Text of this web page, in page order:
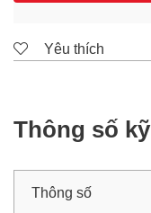
Yêu thích
Thông số
Thông số